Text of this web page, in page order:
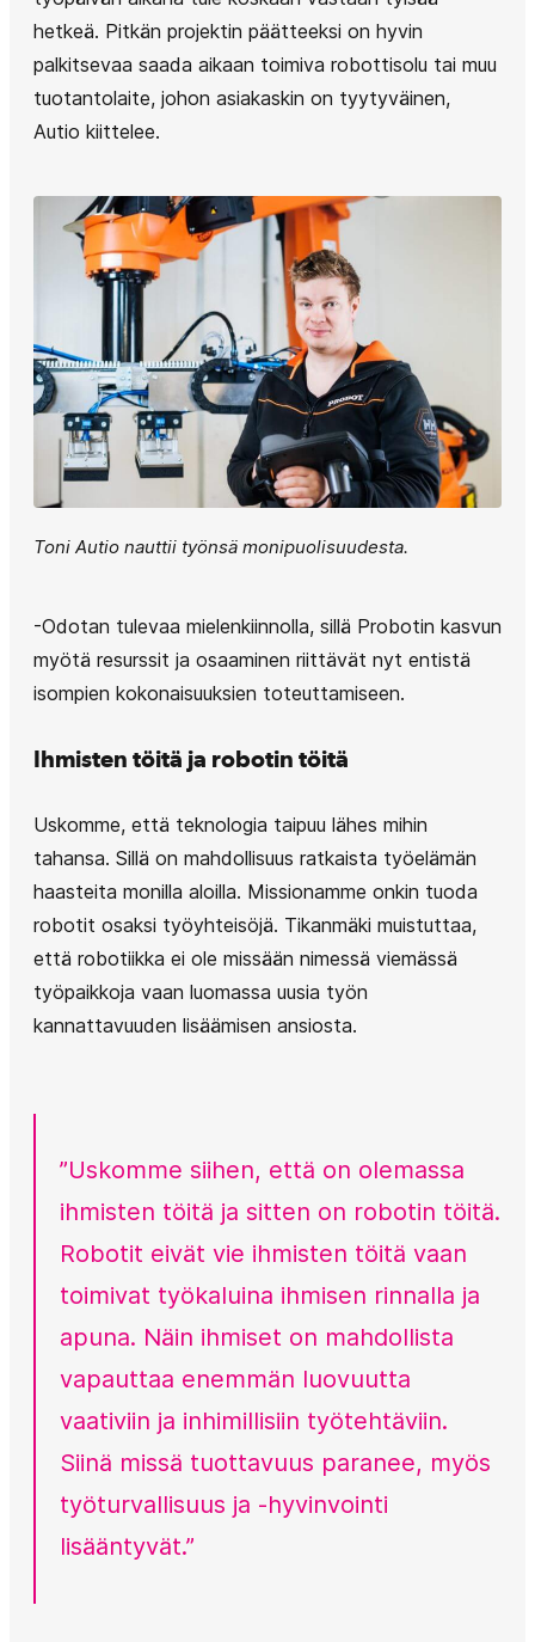
hetkeä. Pitkän projektin päätteeksi on hyvin
palkitsevaa saada aikaan toimiva robottisolu tai muu
tuotantolaite, johon asiakaskin on tyytyväinen,
Autio kiittelee.
Toni Autio nauttii työnsä monipuolisuudesta.
-Odotan tulevaa mielenkiinnolla, sillä Probotin kasvun
myötä resurssit ja osaaminen riittävät nyt entistä
isompien kokonaisuuksien toteuttamiseen.
Ihmisten töitä ja robotin töitä
Uskomme, että teknologia taipuu lähes mihin
tahansa. Sillä on mahdollisuus ratkaista työelämän
haasteita monilla aloilla. Missionamme onkin tuoda
robotit osaksi työyhteisöjä. Tikanmäki muistuttaa,
että robotiikka ei ole missään nimessä viemässä
työpaikkoja vaan luomassa uusia työn
kannattavuuden lisäämisen ansiosta.
”Uskomme siihen, että on olemassa
ihmisten töitä ja sitten on robotin töitä.
Robotit eivät vie ihmisten töitä vaan
toimivat työkaluina ihmisen rinnalla ja
apuna. Näin ihmiset on mahdollista
vapauttaa enemmän luovuutta
vaativiin ja inhimillisiin työtehtäviin.
Siinä missä tuottavuus paranee, myös
työturvallisuus ja -hyvinvointi
lisääntyvät.”